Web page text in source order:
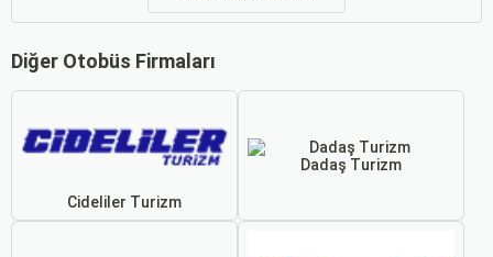
Diğer Otobüs Firmaları
Cideliler Turizm
Dadaş Turizm